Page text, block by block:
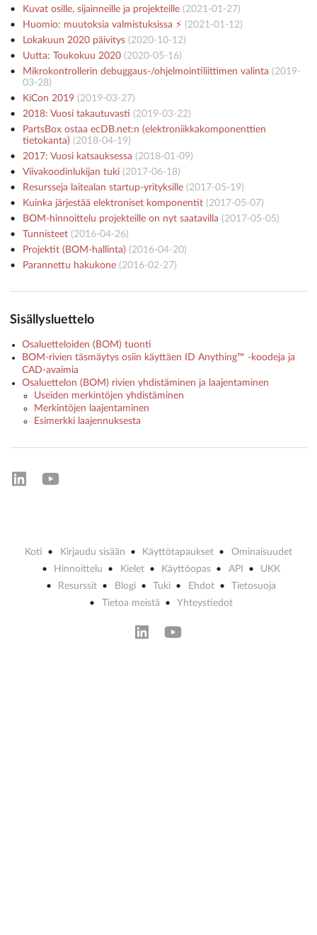
Kuvat osille, sijainneille ja projekteille(2021-01-27)
Huomio: muutoksia valmistuksissa ⚡️ (2021-01-12)
Lokakuun 2020 päivitys(2020-10-12)
Uutta: Toukokuu 2020(2020-05-16)
Mikrokontrollerin debuggaus-/ohjelmointiliittimen valinta (2019-
03-28)
KiCon 2019(2019-03-27)
2018: Vuosi takautuvasti (2019-03-22)
PartsBox ostaa ecDB.net:n (elektroniikkakomponenttien
tietokanta) (2018-04-19)
2017: Vuosi katsauksessa (2018-01-09)
Viivakoodinlukijan tuki(2017-06-18)
Resursseja laitealan startup-yrityksille(2017-05-19)
Kuinka järjestää elektroniset komponentit(2017-05-07)
BOM-hinnoittelu projekteille on nyt saatavilla (2017-05-05)
Tunnisteet(2016-04-26)
Projektit (BOM-hallinta) (2016-04-20)
Parannettu hakukone(2016-02-27)
Sisällysluettelo
Osaluetteloiden (BOM) tuonti
BOM-rivien täsmäytys osiin käyttäen ID Anything™ -koodeja ja
CAD-avaimia
Osaluettelon (BOM) rivien yhdistäminen ja laajentaminen
Useiden merkintöjen yhdistäminen
Merkintöjen laajentaminen
Esimerkki laajennuksesta
Koti Kirjaudu sisään Käyttötapaukset
Ominaisuudet
Hinnoittelu
Kielet Käyttöopas API
UKK
Resurssit
Blogi Tuki Ehdot
Tietosuoja
Tietoa meistä
Yhteystiedot